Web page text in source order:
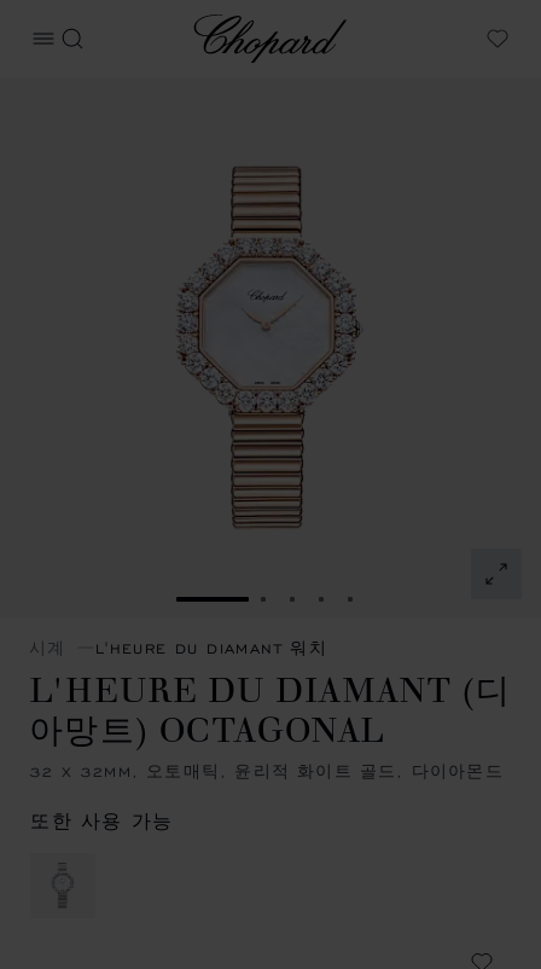
메뉴 열기
검색
Chopard
My
슬라이드로 이동 1
슬라이드로 이동 2
슬라이드로 이동 3
슬라이드로 이동 4
슬라이드로 이동 5
시계 L'HEURE DU DIAMANT 워치
L'HEURE DU DIAMANT (디
아망트) OCTAGONAL
32 X 32MM, 오토매틱, 윤리적 화이트 골드, 다이아몬드
또한 사용 가능